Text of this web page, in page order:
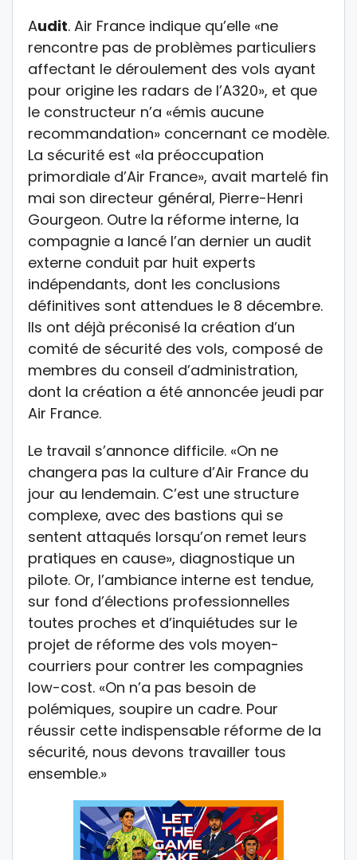
Audit. Air France indique qu’elle «ne
rencontre pas de problèmes particuliers
affectant le déroulement des vols ayant
pour origine les radars de l’A320», et que
le constructeur n’a «émis aucune
recommandation» concernant ce modèle.
La sécurité est «la préoccupation
primordiale d’Air France», avait martelé fin
mai son directeur général, Pierre-Henri
Gourgeon. Outre la réforme interne, la
compagnie a lancé l’an dernier un audit
externe conduit par huit experts
indépendants, dont les conclusions
définitives sont attendues le 8 décembre.
Ils ont déjà préconisé la création d’un
comité de sécurité des vols, composé de
membres du conseil d’administration,
dont la création a été annoncée jeudi par
Air France.
Le travail s’annonce difficile. «On ne
changera pas la culture d’Air France du
jour au lendemain. C’est une structure
complexe, avec des bastions qui se
sentent attaqués lorsqu’on remet leurs
pratiques en cause», diagnostique un
pilote. Or, l’ambiance interne est tendue,
sur fond d’élections professionnelles
toutes proches et d’inquiétudes sur le
projet de réforme des vols moyen-
courriers pour contrer les compagnies
low-cost. «On n’a pas besoin de
polémiques, soupire un cadre. Pour
réussir cette indispensable réforme de la
sécurité, nous devons travailler tous
ensemble.»